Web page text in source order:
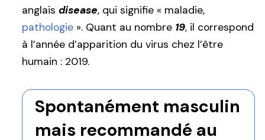
anglais disease, qui signifie « maladie,
pathologie ». Quant au nombre 19, il correspond
à l’année d’apparition du virus chez l’être
humain : 2019.
Spontanément masculin
mais recommandé au